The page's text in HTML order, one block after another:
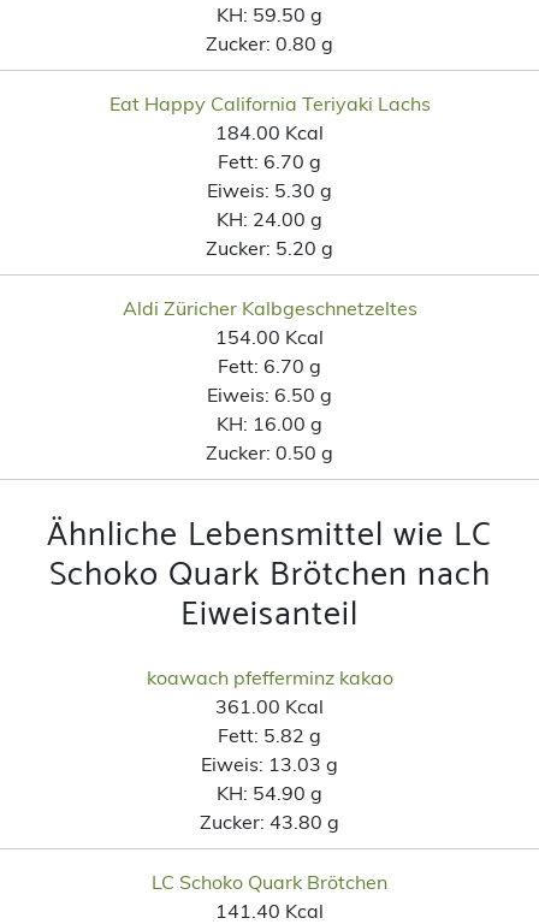
KH: 59.50 g
Zucker: 0.80 g
Eat Happy California Teriyaki Lachs
184.00 Kcal
Fett: 6.70 g
Eiweis: 5.30 g
KH: 24.00 g
Zucker: 5.20 g
Aldi Züricher Kalbgeschnetzeltes
154.00 Kcal
Fett: 6.70 g
Eiweis: 6.50 g
KH: 16.00 g
Zucker: 0.50 g
Ähnliche Lebensmittel wie LC
Schoko Quark Brötchen nach
Eiweisanteil
koawach pfefferminz kakao
361.00 Kcal
Fett: 5.82 g
Eiweis: 13.03 g
KH: 54.90 g
Zucker: 43.80 g
LC Schoko Quark Brötchen
141.40 Kcal